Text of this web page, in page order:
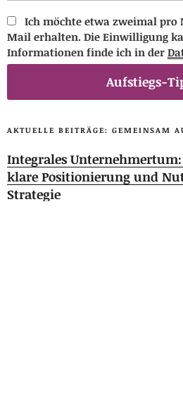
Ich möchte etwa zweimal pro
Mail erhalten. Die Einwilligung
Informationen finde ich in der
Aufstiegs-
AKTUELLE BEITRÄGE: GEMEINSAM
Integrales
klare Positionierung und
Strategie